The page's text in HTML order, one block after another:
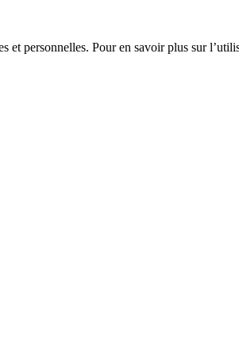
et personnelles. Pour en savoir plus sur